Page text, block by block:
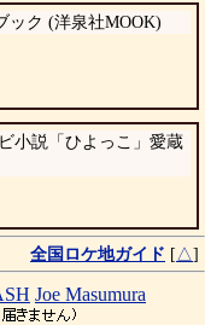
ック (洋泉社MOOK)
小説「ひよっこ」愛蔵
全国ロケ地ガイド [△]
Joe Masumura